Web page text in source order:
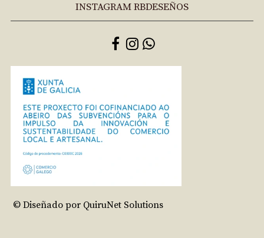
INSTAGRAM RBDESEÑOS
© Diseñado por QuiruNet Solutions